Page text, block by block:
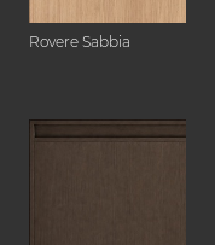
Rovere Sabbia